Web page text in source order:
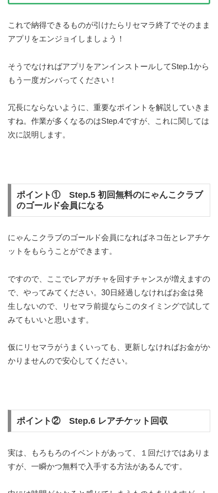
これで納得できるものが引けたらリセマラ終了でそのまま
アプリをエンジョイしましょう！
そうでなければアプリをアンインストールしてStep.1から
もう一度ガンバってください！
冗長にならないように、重要なポイントを解説していきま
すね。 作業が多くなるのはStep.4ですが、これに関しては
次に説明します。
ポイント① Step.5 初回無料のにゃんこクラブ
のゴールド会員になる
にゃんこクラブのゴールド会員になればネコ缶とレアチケ
ットをもらうことができます。
ですので、ここでレアガチャを回すチャンスが増えますの
で、やってみてください。 30日経過しなければお金は発
生しないので、リセマラ前提ならこのタイミングで試して
みてもいいと思います。
仮にリセマラがうまくいっても、更新しなければお金がか
かりませんので安心してください。
ポイント② Step.6 レアチケット回収
実は、もろもろのイベントがあって、１回だけではありま
すが、一瞬かつ無料で入手する方法があるんです。